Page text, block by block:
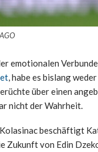
emotionalen
, habe es bislang
über einen
nicht der Wahrheit.
beschäftigt
Zukunft von Edin